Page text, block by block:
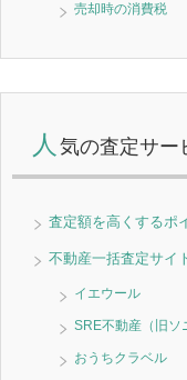
売却時の消費税
人 気の査定サー
査定額を高くするポ
不動産一括査定サイ
イエウール
SRE不動産（旧ソ
おうちクラベル